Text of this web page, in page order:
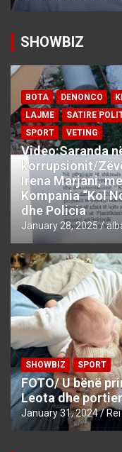
SHOWBIZ
BOTA DENONCO
LAJME
SATIRE
SPORT
VETING
Video:Saranda
korrupsionit/
Irena Marjani,
Kompania “Kol
dhe Policia
January 28, 2025
SHOWBIZ SPORT
FOTO/ U bënë
Leota dhe
January 31, 2024 Rei